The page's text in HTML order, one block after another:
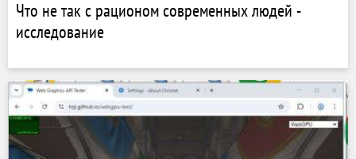
Что не так с рационом современных людей -
исследование